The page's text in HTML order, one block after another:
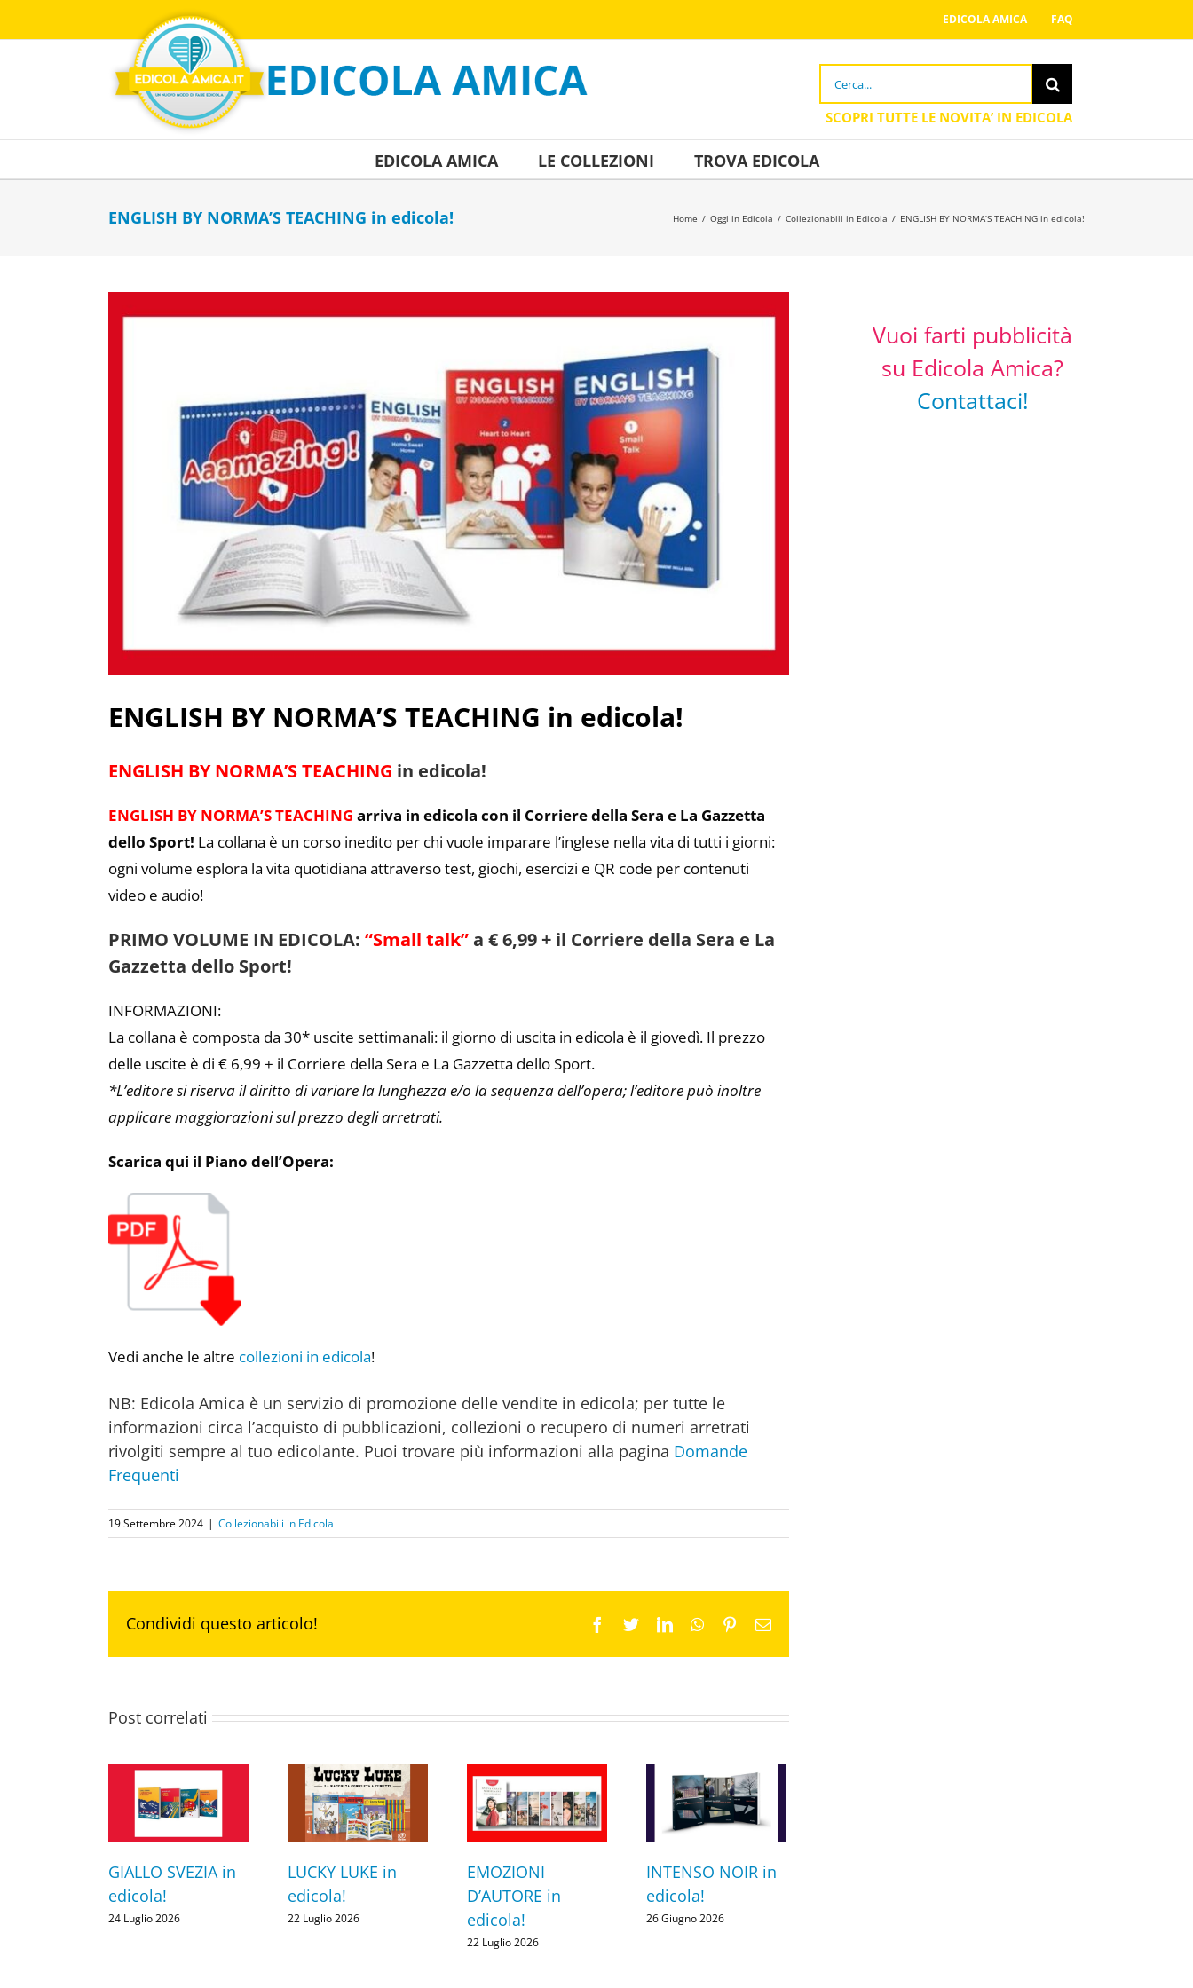
al
EDICOLA AMICA FAQ
Cerca
per:
EDICOLA AMICA LE COLLEZIONI TROVA EDICOLA
ENGLISH BY NORMA’S TEACHING in edicola! Home / Oggi in Edicola / Collezionabili in Edicola / ENGLISH BY NORMA’S TEACHING in edicola!
ENGLISH BY NORMA’S TEACHING in edicola!
ENGLISH BY NORMA’S TEACHING in edicola!
ENGLISH BY NORMA’S TEACHING arriva in edicola con il Corriere della Sera e La Gazzetta
dello Sport! La collana è un corso inedito per chi vuole imparare l’inglese nella vita di tutti i giorni:
ogni volume esplora la vita quotidiana attraverso test, giochi, esercizi e QR code per contenuti
video e audio!
PRIMO VOLUME IN EDICOLA: “Small talk”a € 6,99 + il Corriere della Sera e La
Gazzetta dello Sport!
INFORMAZIONI:
La collana è composta da 30* uscite settimanali: il giorno di uscita in edicola è il giovedì. Il prezzo
delle uscite è di € 6,99 + il Corriere della Sera e La Gazzetta dello Sport.
*L’editore si riserva il diritto di variare la lunghezza e/o la sequenza dell’opera; l’editore può inoltre
applicare maggiorazioni sul prezzo degli arretrati.
Scarica qui il Piano dell’Opera:
Vedi anche le altre collezioni in edicola!
NB: Edicola Amica è un servizio di promozione delle vendite in edicola; per tutte le
informazioni circa l’acquisto di pubblicazioni, collezioni o recupero di numeri arretrati
rivolgiti sempre al tuo edicolante. Puoi trovare più informazioni alla pagina Domande
Frequenti
19 Settembre 2024 | Collezionabili in Edicola
Condividi questo articolo! Facebook
TwitterLinkedInWhatsApp
PinterestEmail
Post correlati
GIALLO SVEZIA in
edicola!
24 Luglio 2026
LUCKY LUKE in
edicola!
22 Luglio 2026
EMOZIONI
D’AUTORE in
edicola!
22 Luglio 2026
INTENSO NOIR in
edicola!
26 Giugno 2026
Vuoi farti pubblicità
su Edicola Amica?
Contattaci!